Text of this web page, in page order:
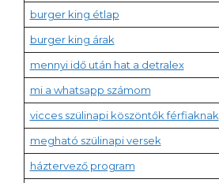
burger king étlap
burger king árak
mennyi idő után hat a detralex
mi a whatsapp számom
vicces szülinapi köszöntők férfiaknak
megható szülinapi versek
háztervező program